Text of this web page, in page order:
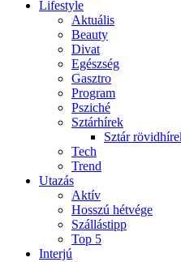
Lifestyle
Aktuális
Beauty
Divat
Egészség
Gasztro
Program
Psziché
Sztárhírek
Sztár
Tech
Trend
Utazás
Aktív
Hosszú hétvége
Szállástipp
Top 5
Interjú